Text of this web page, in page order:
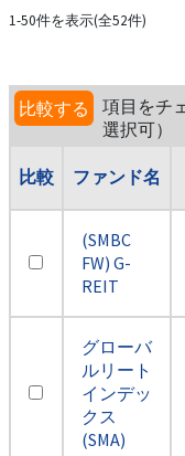
1-50件を表示(全52件)
比較する
項目をチ
選択可）
比較 ファンド名
(SMBC
FW) G-
REIT
グローバ
ルリート
インデッ
クス
(SMA)